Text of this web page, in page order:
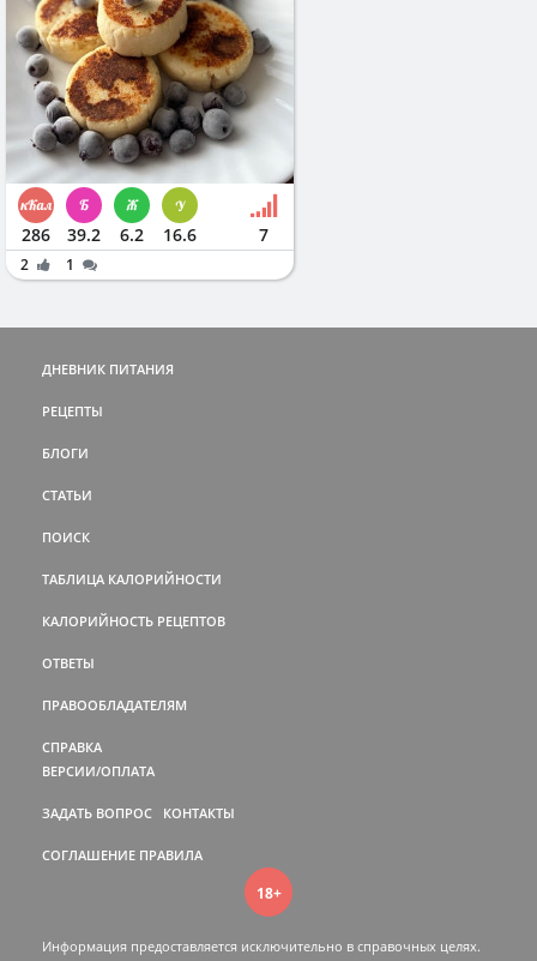
286 39.2 6.2 16.6 7
2 1
ДНЕВНИК ПИТАНИЯ
РЕЦЕПТЫ
БЛОГИ
СТАТЬИ
ПОИСК
ТАБЛИЦА КАЛОРИЙНОСТИ
КАЛОРИЙНОСТЬ РЕЦЕПТОВ
ОТВЕТЫ
ПРАВООБЛАДАТЕЛЯМ
СПРАВКА
ВЕРСИИ/ОПЛАТА
ЗАДАТЬ ВОПРОС КОНТАКТЫ
СОГЛАШЕНИЕ ПРАВИЛА
18+
Информация предоставляется исключительно в справочных целях.